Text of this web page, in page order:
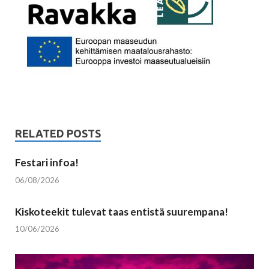
RELATED POSTS
Festari infoa!
06/08/2026
Kiskoteekit tulevat taas entistä suurempana!
10/06/2026